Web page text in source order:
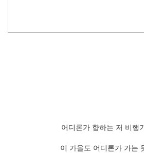
어디론가 향하는 저 비행
이 가을도 어디론가 가는